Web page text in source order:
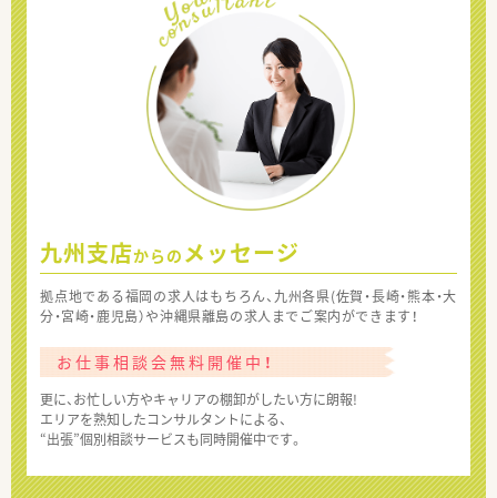
九州支店からの メッセージ
拠点地である福岡の求人はもちろん、九州各県(佐賀・長崎・熊本・大
分・宮崎・鹿児島）や沖縄県離島の求人までご案内ができます！
お仕事相談会無料開催中！
更に、お忙しい方やキャリアの棚卸がしたい方に朗報!
エリアを熟知したコンサルタントによる、
“出張”個別相談サービスも同時開催中です。